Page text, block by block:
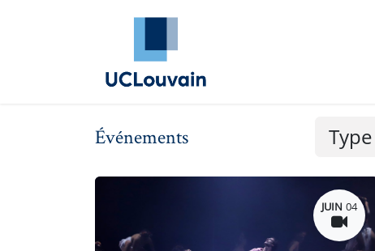
Se rendre au contenu
Événements Type
JUIN 04